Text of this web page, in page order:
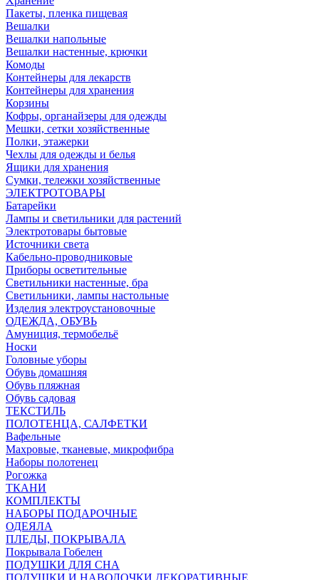
Пакеты, пленка пищевая
Вешалки
Вешалки напольные
Вешалки настенные, крючки
Комоды
Контейнеры для лекарств
Контейнеры для хранения
Корзины
Кофры, органайзеры для одежды
Мешки, сетки хозяйственные
Полки, этажерки
Чехлы для одежды и белья
Ящики для хранения
Сумки, тележки хозяйственные
ЭЛЕКТРОТОВАРЫ
Батарейки
Лампы и светильники для растений
Электротовары бытовые
Источники света
Кабельно-проводниковые
Приборы осветительные
Светильники настенные, бра
Светильники, лампы настольные
Изделия электроустановочные
ОДЕЖДА, ОБУВЬ
Амуниция, термобельё
Носки
Головные уборы
Обувь домашняя
Обувь пляжная
Обувь садовая
ТЕКСТИЛЬ
ПОЛОТЕНЦА, САЛФЕТКИ
Вафельные
Махровые, тканевые, микрофибра
Наборы полотенец
Рогожка
ТКАНИ
КОМПЛЕКТЫ
НАБОРЫ ПОДАРОЧНЫЕ
ОДЕЯЛА
ПЛЕДЫ, ПОКРЫВАЛА
Покрывала Гобелен
ПОДУШКИ ДЛЯ СНА
ПОДУШКИ И НАВОЛОЧКИ ДЕКОРАТИВНЫЕ